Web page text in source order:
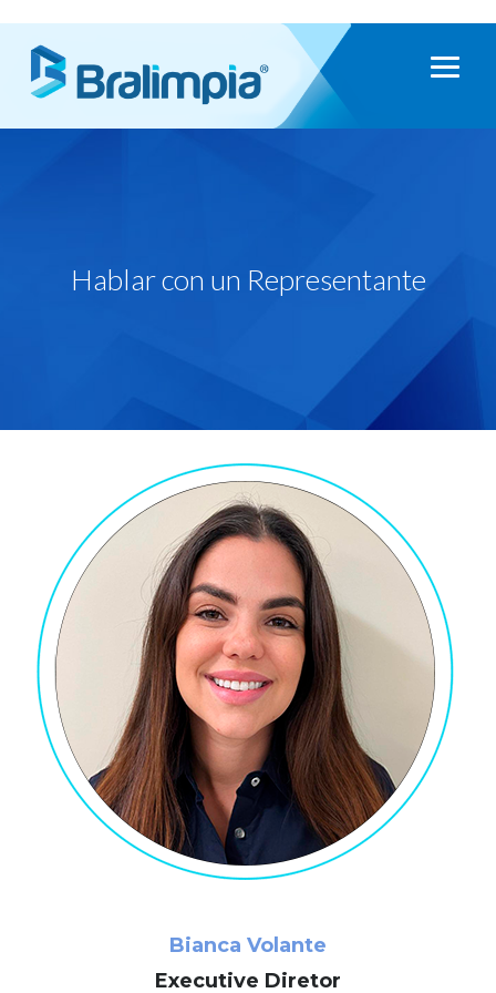
Hablar con un Representante
Bianca Volante
Executive Diretor